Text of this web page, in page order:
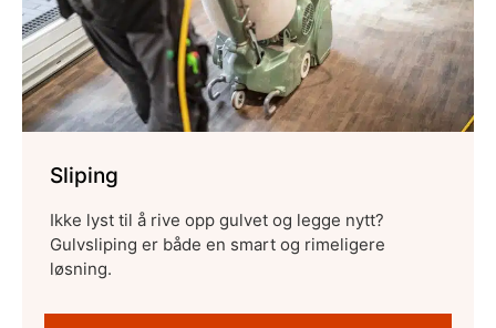
Sliping
Ikke lyst til å rive opp gulvet og legge nytt?
Gulvsliping er både en smart og rimeligere
løsning.